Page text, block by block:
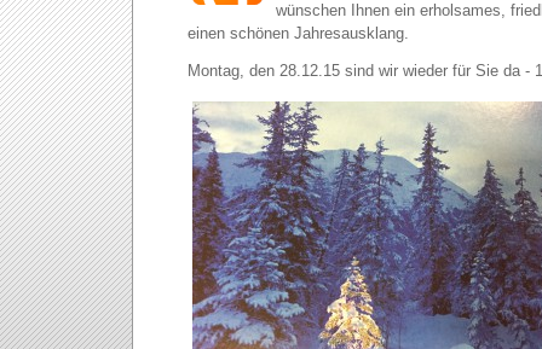
wünschen Ihnen ein erholsames,
einen schönen Jahresausklang.
Montag, den 28.12.15 sind wir wieder für Sie da -